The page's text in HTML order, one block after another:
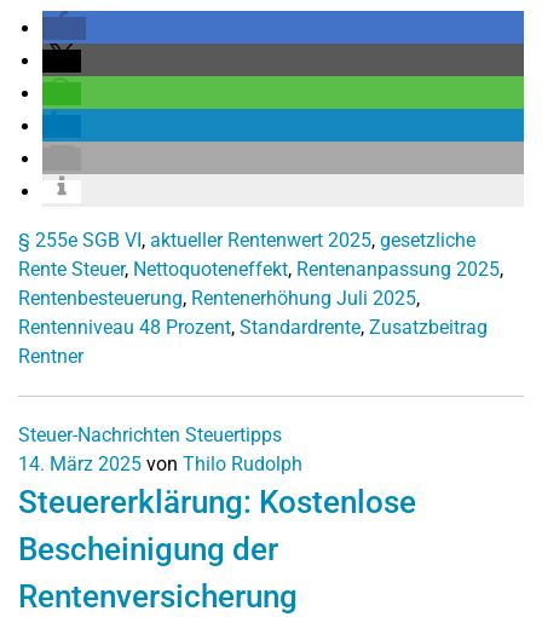
§ 255e SGB VI , aktueller Rentenwert 2025, gesetzliche
Rente Steuer, Nettoquoteneffekt, Rentenanpassung 2025,
Rentenbesteuerung, Rentenerhöhung Juli 2025,
Rentenniveau 48 Prozent, Standardrente, Zusatzbeitrag
Rentner
Steuer-Nachrichten Steuertipps
14. März 2025 von Thilo Rudolph
Steuererklärung: Kostenlose
Bescheinigung der
Rentenversicherung